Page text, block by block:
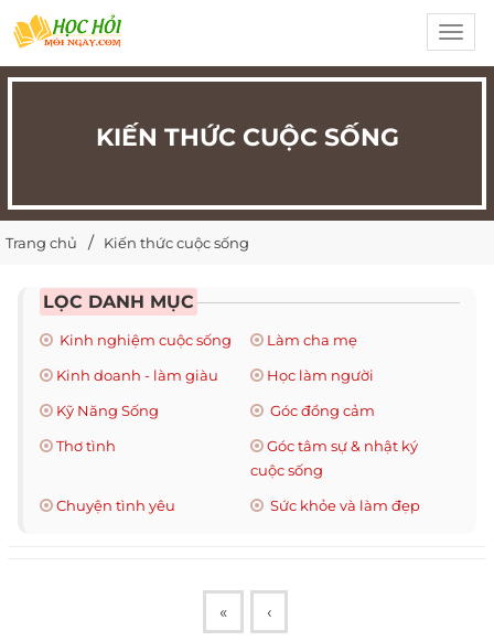
KIẾN THỨC CUỘC SỐNG
Trang chủ Kiến thức cuộc sống
LỌC DANH MỤC
Kinh nghiệm cuộc sống
Làm cha mẹ
Kinh doanh - làm giàu
Học làm người
Kỹ Năng Sống
Góc đồng cảm
Thơ tình
Góc tâm sự & nhật ký
cuộc sống
Chuyện tình yêu
Sức khỏe và làm đẹp
« ‹